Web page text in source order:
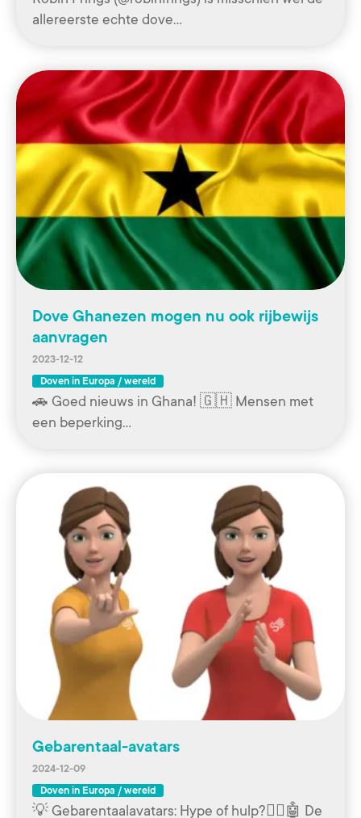
allereerste echte dove…
Dove Ghanezen mogen nu ook rijbewijs
aanvragen
2023-12-12
Doven in Europa / wereld
🚗 Goed nieuws in Ghana! 🇬🇭 Mensen met
een beperking…
Gebarentaal-avatars
2024-12-09
Doven in Europa / wereld
💡 Gebarentaalavatars: Hype of hulp?🧏‍♀️🤖 De